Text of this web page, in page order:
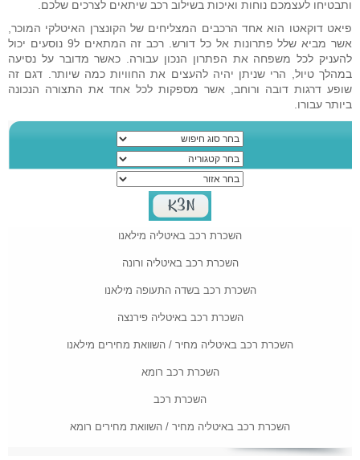
ותבטיחו לעצמכם נוחות ואיכות בשילוב רכב שיתאים לצרכים שלכם.
פיאט דוקאטו הוא אחד הרכבים המצליחים של הקונצרן האיטלקי המוכר,
אשר מביא שלל פתרונות אל כל דורש. רכב זה המתאים ל9 נוסעים יכול
להעניק לכל משפחה את הפתרון הנכון עבורה. כאשר מדובר על נסיעה
במהלך טיול, הרי שניתן יהיה להעצים את החוויות כמה שיותר. דגם זה
שופע דרגות דובה ורוחב, אשר מספקות לכל אחד את התצורה הנכונה
ביותר עבורו.
השכרת רכב באיטליה מילאנו
השכרת רכב באיטליה ורונה
השכרת רכב בשדה התעופה מילאנו
השכרת רכב באיטליה פירנצה
השכרת רכב באיטליה מחיר / השוואת מחירים מילאנו
השכרת רכב רומא
השכרת רכב
השכרת רכב באיטליה מחיר / השוואת מחירים רומא